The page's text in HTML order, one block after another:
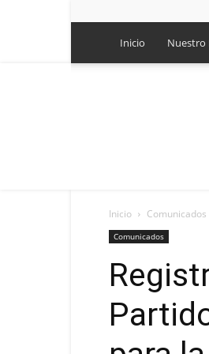
Inicio Nuestro
Inicio Comunicados
Comunicados